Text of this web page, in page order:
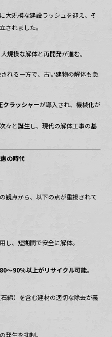
大規模な建設ラッシュを迎え、そ
されました。
規模な解体と再開発が進む。
れる一方で、古い建物の解体も急
クラッシャーが導入され、機械化が
々と誕生し、現代の解体工事の基
の時代
観点から、以下の点が重視されて
し、短期間で安全に解体。
80〜90％以上がリサイクル可能。
綿）を含む建材の適切な除去が義
発生を抑制。